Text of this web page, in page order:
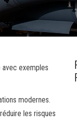
exemples
modernes.
les risques